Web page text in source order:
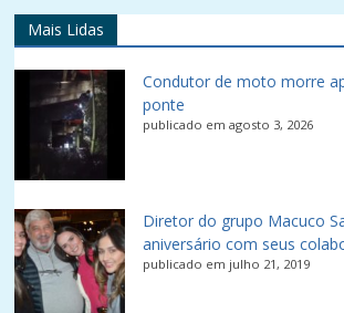
Mais Lidas
Condutor de moto morre
ponte
publicado em agosto 3, 2026
Diretor do grupo Macuco
aniversário com seus
publicado em julho 21, 2019